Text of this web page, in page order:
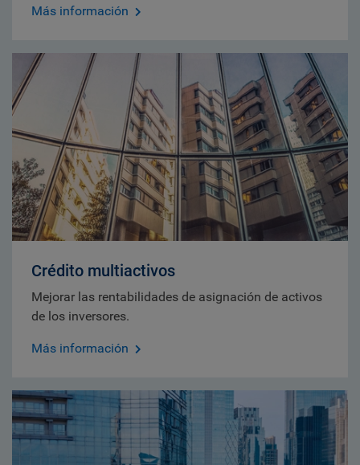
Más información
Crédito multiactivos
Mejorar las rentabilidades de asignación de activos
de los inversores.
Más información